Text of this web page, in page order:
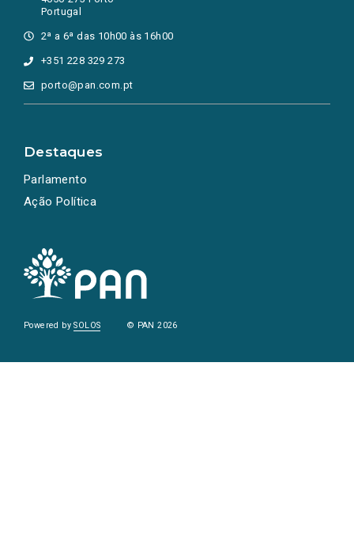
Portugal
2ª a 6ª das 10h00 às 16h00
+351 228 329 273
porto@pan.com.pt
Destaques
Parlamento
Ação Política
Powered bySOLOS © PAN 2026